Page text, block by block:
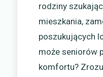
rodziny
mieszkania,
poszukujących
może seniorów
komfortu?